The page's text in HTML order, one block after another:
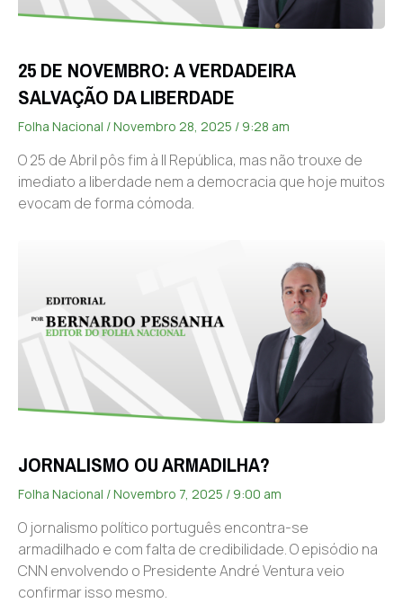
25 DE NOVEMBRO: A VERDADEIRA
SALVAÇÃO DA LIBERDADE
Folha Nacional Novembro 28, 2025 9:28 am
O 25 de Abril pôs fim à II República, mas não trouxe de
imediato a liberdade nem a democracia que hoje muitos
evocam de forma cómoda.
JORNALISMO OU ARMADILHA?
Folha Nacional Novembro 7, 2025 9:00 am
O jornalismo político português encontra-se
armadilhado e com falta de credibilidade. O episódio na
CNN envolvendo o Presidente André Ventura veio
confirmar isso mesmo.